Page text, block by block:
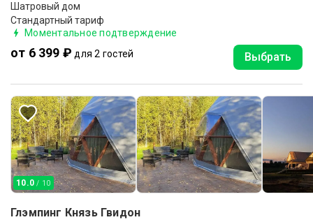
Шатровый дом
Стандартный тариф
Моментальное подтверждение
от 6 399 ₽ для 2 гостей Выбрать
10.0 / 10
Глэмпинг Князь Гвидон